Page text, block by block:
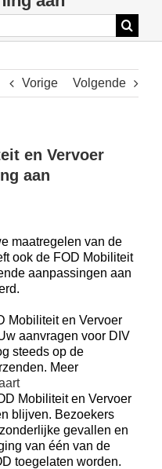
Vorige Volgende
en Vervoer
aan
maatregelen van de
ook de FOD Mobiliteit
aanpassingen aan
Mobiliteit en Vervoer
aanvragen voor DIV
steeds op de
Meer
Mobiliteit en Vervoer
blijven. Bezoekers
gevallen en
van één van de
toegelaten worden.